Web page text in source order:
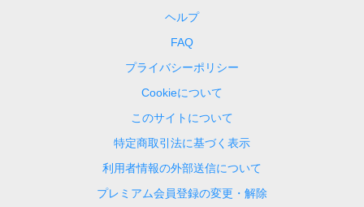
ヘルプ
FAQ
プライバシーポリシー
Cookieについて
このサイトについて
特定商取引法に基づく表示
利用者情報の外部送信について
プレミアム会員登録の変更・解除